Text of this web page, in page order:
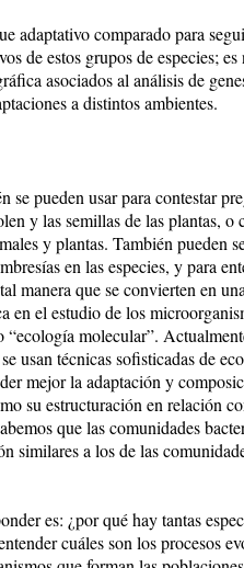
adaptativo comparado para
de estos grupos de especies; es
asociados al análisis de
a distintos ambientes.
se pueden usar para contestar
y las semillas de las plantas, o
y plantas. También pueden
en las especies, y para
manera que se convierten en
en el estudio de los
molecular”.
usan técnicas sofisticadas de
mejor la adaptación y
su estructuración en relación
que las comunidades
similares a los de las
es: ¿por qué hay tantas
cuáles son los procesos